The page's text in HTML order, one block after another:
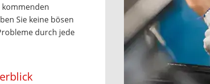
Sie keine bösen
durch jede